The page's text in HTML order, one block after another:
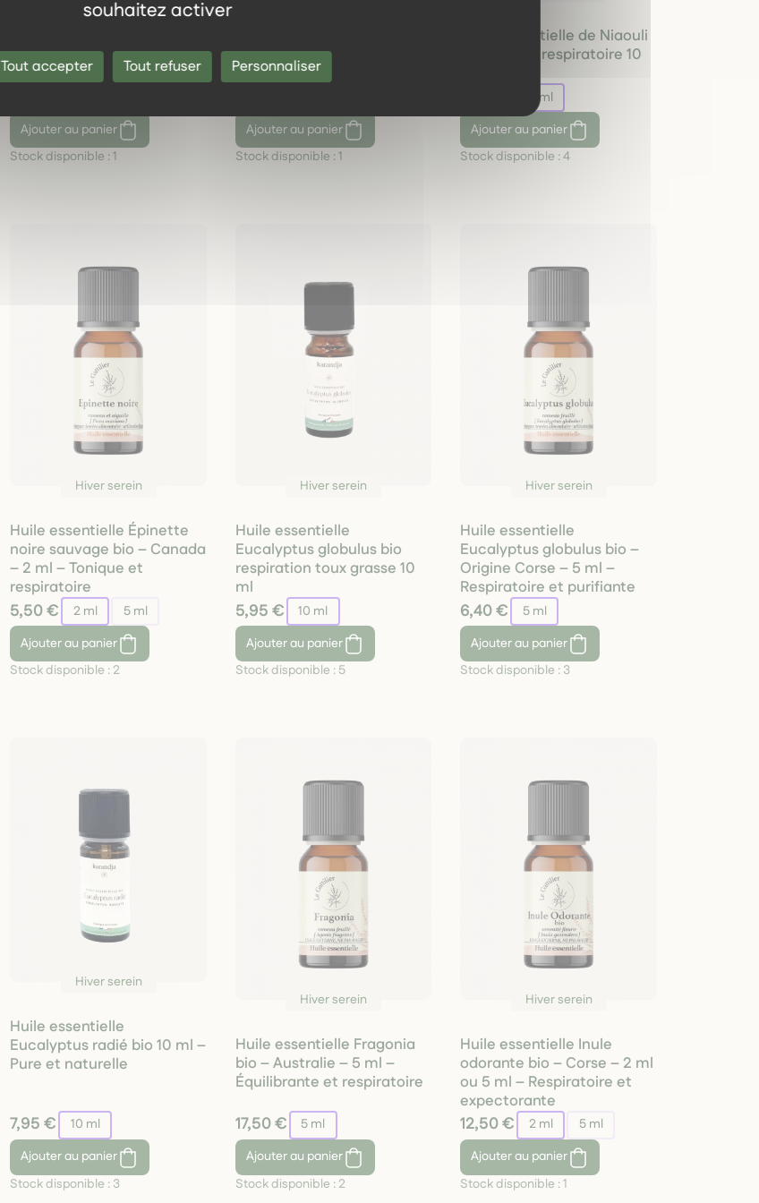
souhaitez activer
Tout accepter Tout refuser Personnaliser
Huile essentielle Citronnelle
naturel, origine Indonésie
Ajouter
au panier
Stock disponible :1
naturelle, origine Sri Lanka
Ajouter
au panier
Stock disponible :1
Huile essentielle de Niaouli
Bio confort respiratoire 10
10 ml
Ajouter
au panier
Stock disponible :4
Hiver serein
Huile essentielle Épinette
noire sauvage bio – Canada
– 2 ml – Tonique et
respiratoire
5,50 € 2 ml
5 ml
Ajouter
au panier
Stock disponible : 2
Hiver serein
Huile essentielle
Eucalyptus globulus bio
respiration toux grasse 10
ml
5,95 €
10 ml
Ajouter
au panier
Stock disponible : 5
Hiver serein
Huile essentielle
Eucalyptus globulus bio –
Origine Corse – 5 ml –
Respiratoire et purifiante
6,40 €
5 ml
Ajouter
au panier
Stock disponible : 3
Hiver serein
Huile essentielle
Eucalyptus radié bio 10 ml –
Pure et naturelle
7,95 €
10 ml
Ajouter
au panier
Stock disponible : 3
Hiver serein
Huile essentielle Fragonia
bio – Australie – 5 ml –
Équilibrante et respiratoire
17,50 €
5 ml
Ajouter
au panier
Stock disponible : 2
Hiver serein
Huile essentielle Inule
odorante bio – Corse – 2 ml
ou 5 ml – Respiratoire et
expectorante
12,50 € 2 ml
5 ml
Ajouter
au panier
Stock disponible :1